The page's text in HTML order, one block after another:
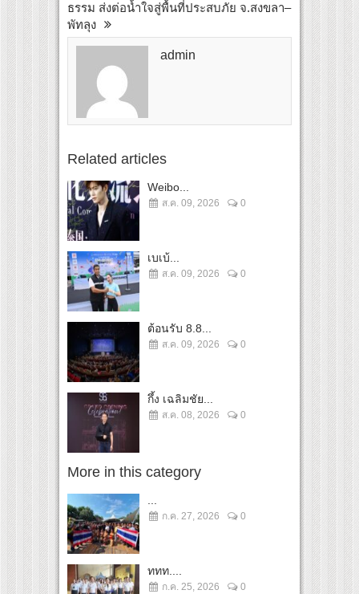
ธรรม ส่งต่อน้ำใจสู่พื้นที่ประสบภัย จ.สงขลา–
พัทลุง
admin
Related articles
Weibo...
ส.ค. 09, 2026 0
เบเบ้...
ส.ค. 09, 2026 0
ต้อนรับ 8.8...
ส.ค. 09, 2026 0
กึ้ง เฉลิมชัย...
ส.ค. 08, 2026 0
More in this category
ก.ค. 27, 2026 0
ททท....
ก.ค. 25, 2026 0